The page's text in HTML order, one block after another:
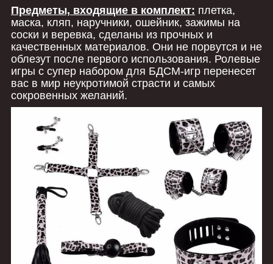
Предметы, входящие в комплект: плетка,
маска, кляп, наручники, ошейник, зажимы на
соски и веревка, сделаны из прочных и
качественных материалов. Они не порвутся и не
облезут после первого использования. Ролевые
игры с супер набором для БДСМ-игр перенесет
вас в мир неукротимой страсти и самых
сокровенных желаний.